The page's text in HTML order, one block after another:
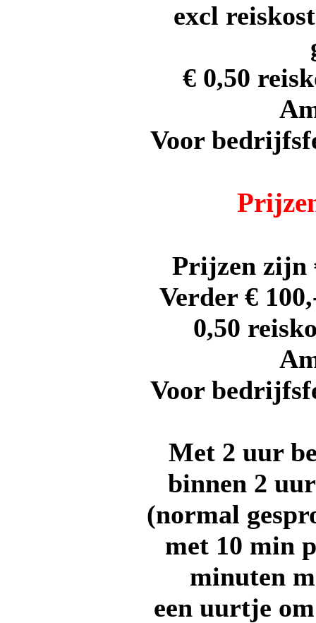
excl
€ 0,50
Voor
Prijzen zijn
Verder €
0,50
Voor
Met 2 uur
binnen 2
(normal
met 10 min
minuten
een uurtje